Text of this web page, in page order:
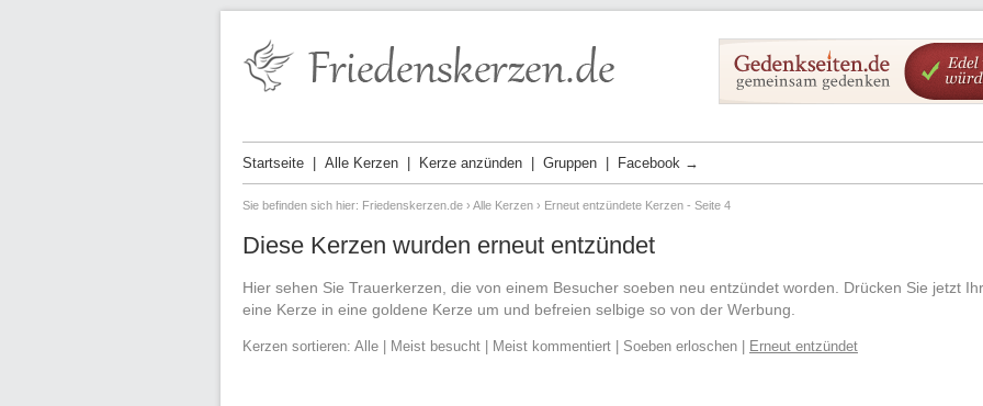
Startseite Alle Kerzen Kerze anzünden Gruppen Facebook →
Sie befinden sich hier: Friedenskerzen.de › Alle Kerzen › Erneut entzündete Kerzen - Seite 4
Diese Kerzen wurden erneut entzündet
Hier sehen Sie Trauerkerzen, die von einem Besucher soeben neu entzündet worden. Drücken Sie jetzt
eine Kerze in eine goldene Kerze um und befreien selbige so von der Werbung.
Kerzen sortieren: Alle Meist besucht Meist kommentiert Soeben erloschen Erneut entzündet